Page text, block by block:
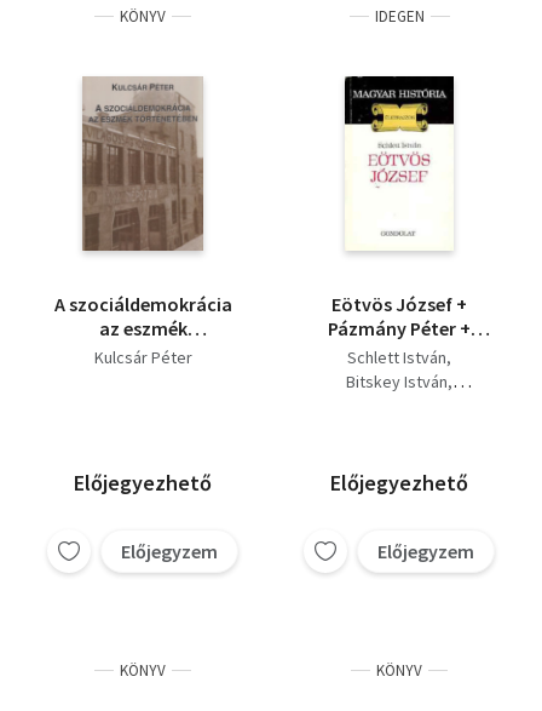
KÖNYV
A szociáldemokrácia
az eszmék
történetében
Kulcsár Péter
Előjegyezhető
Előjegyzem
IDEGEN
Eötvös József +
Pázmány Péter +
Kapisztrán János
(magyar história) 3
Schlett István
Bitskey István
Előjegyezhető
Előjegyzem
KÖNYV KÖNYV